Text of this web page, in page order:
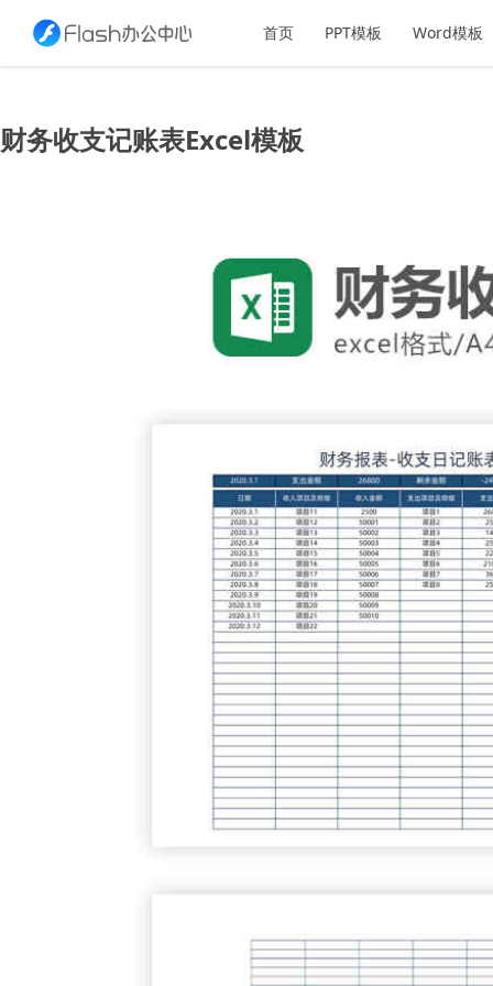
首页 PPT模板 Word模板
财务收支记账表Excel模板